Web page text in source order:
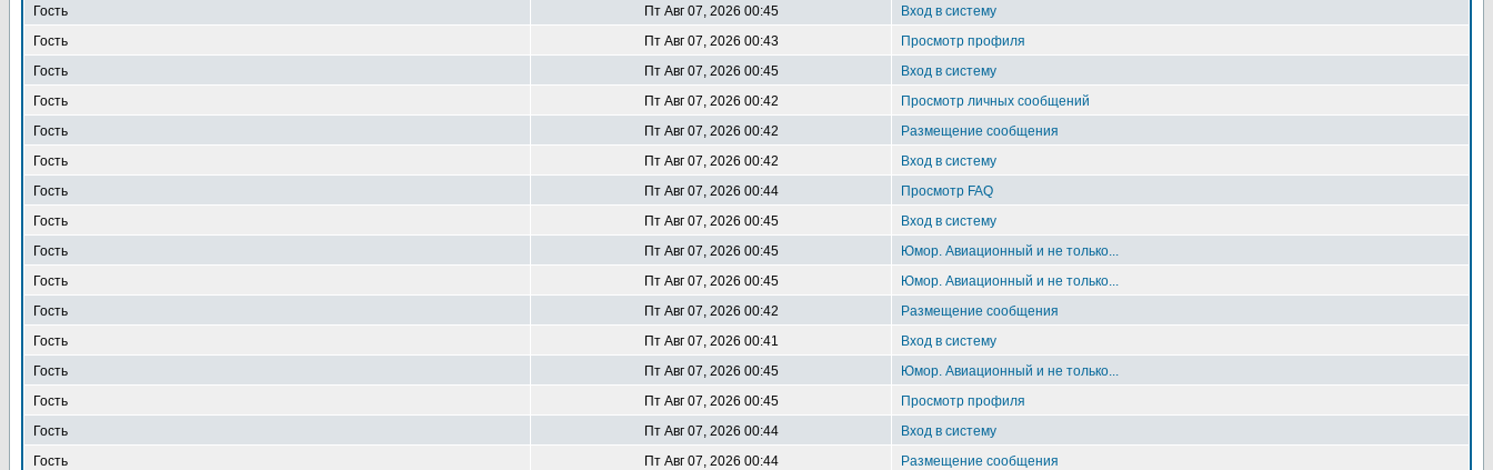
Гость
Пт Авг 07, 2026 00:45
Вход в систему
Гость
Пт Авг 07, 2026 00:43
Просмотр профиля
Гость
Пт Авг 07, 2026 00:45
Вход в систему
Гость
Пт Авг 07, 2026 00:42
Просмотр личных сообщений
Гость
Пт Авг 07, 2026 00:42
Размещение сообщения
Гость
Пт Авг 07, 2026 00:42
Вход в систему
Гость
Пт Авг 07, 2026 00:44
Просмотр FAQ
Гость
Пт Авг 07, 2026 00:45
Вход в систему
Гость
Пт Авг 07, 2026 00:45
Юмор. Авиационный и не только...
Гость
Пт Авг 07, 2026 00:45
Юмор. Авиационный и не только...
Гость
Пт Авг 07, 2026 00:42
Размещение сообщения
Гость
Пт Авг 07, 2026 00:41
Вход в систему
Гость
Пт Авг 07, 2026 00:45
Юмор. Авиационный и не только...
Гость
Пт Авг 07, 2026 00:45
Просмотр профиля
Гость
Пт Авг 07, 2026 00:44
Вход в систему
Гость
Пт Авг 07, 2026 00:44
Размещение сообщения